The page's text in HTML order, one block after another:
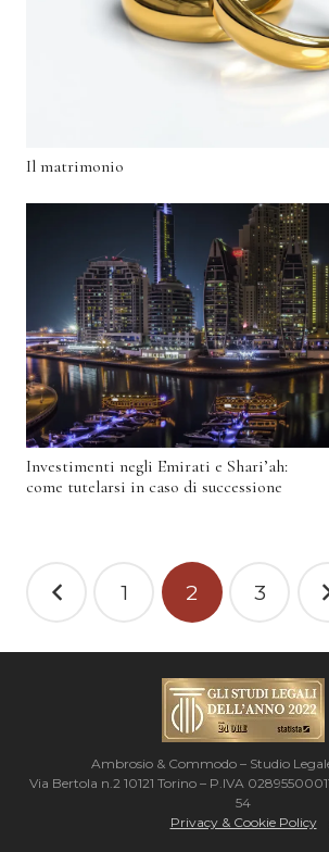
Il matrimonio
Investimenti negli Emirati e Shari’ah:
come tutelarsi in caso di successione
degli
1 2 3
Ambrosio & Commodo – Studio
Via Bertola n.2 10121 Torino – P.IVA
54
Privacy & Cookie Policy